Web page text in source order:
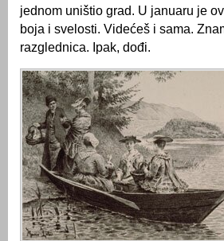
jednom uništio grad. U januaru je
boja i svelosti. Videćeš i sama.
razglednica. Ipak, dođi.